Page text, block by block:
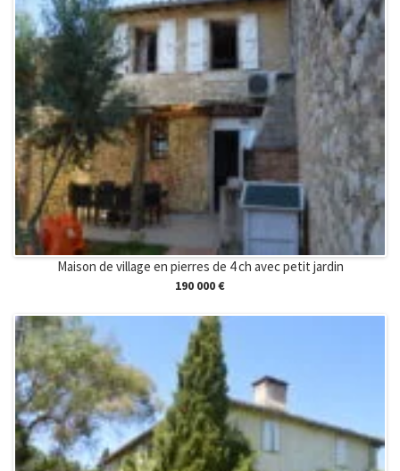
Maison de village en pierres de 4 ch avec petit jardin
190 000 €